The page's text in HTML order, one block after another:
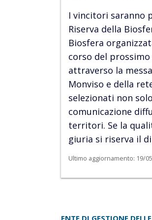
I vincitori saranno
Riserva della
Biosfera
corso del
attraverso la
Monviso e della
selezionati non
comunicazione
territori. Se la
giuria si riserva il
Ultimo aggiornamento: 19/
ENTE DI GESTIONE